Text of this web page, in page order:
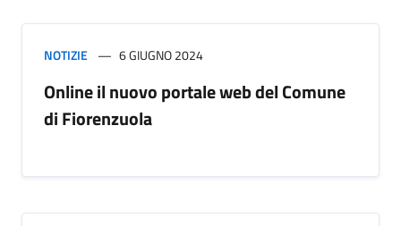
NOTIZIE 6 GIUGNO 2024
Online il nuovo portale web del Comune
di Fiorenzuola